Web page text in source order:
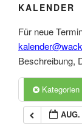
KALENDER
Für neue
Beschreibung,
Kategorien